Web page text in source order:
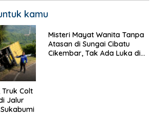
kamu
Truk Colt
Jalur
Misteri Mayat Wanita Tanpa
Atasan di Sungai Cibatu
Cikembar, Tak Ada Luka di